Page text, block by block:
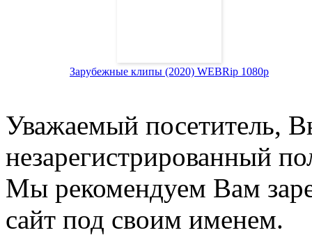
Зарубежные клипы (2020) WEBRip 1080p
Уважаемый посетитель,
незарегистрированный
Мы рекомендуем Вам
сайт под своим именем.